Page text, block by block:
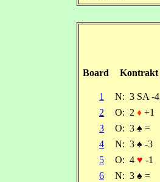
Board Kontrakt
1
N: 3 SA -4
2
O: 2 ♦ +1
3
O: 3 ♠ =
4
N: 3 ♠ -3
5
O: 4 ♥ -1
6
N: 3 ♠ =